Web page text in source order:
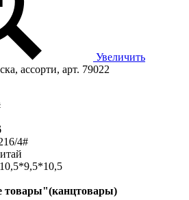
Увеличить
ассорти, арт. 79022
4#
10,5*9,5*10,5